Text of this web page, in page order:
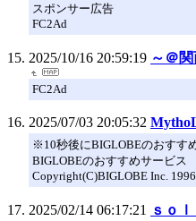
スポンサー広告
FC2Ad
2025/10/16 20:59:19 ～＠
FC2Ad
2025/07/03 20:05:32
※10秒後にBIGLOBEのおすす
BIGLOBEのおすすめサービス
Copyright(C)BIGLOBE Inc.
2025/02/14 06:17:21 ｓｏ